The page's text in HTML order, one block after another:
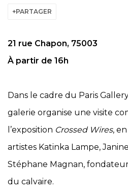
PARTAGER
21 rue Chapon, 75003
À partir de 16h
Dans le cadre du Paris
galerie organise une visite
l’exposition Crossed Wires,
artistes Katinka Lampe,
Stéphane Magnan,
du calvaire.